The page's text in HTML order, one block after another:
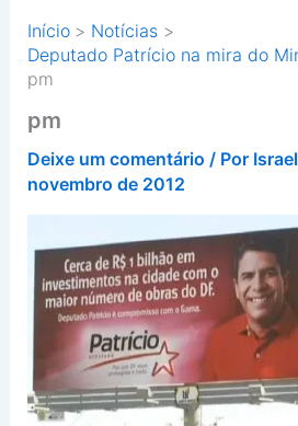
Início
Notícias
Deputado Patrício na mira do
pm
pm
Deixe um comentário / Por
novembro de 2012